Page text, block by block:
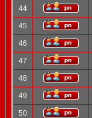
44
45
46
47
48
49
50